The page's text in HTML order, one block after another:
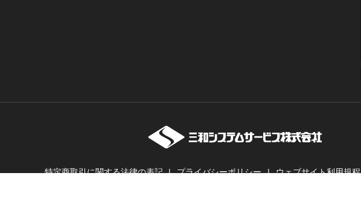
特定商取引に関する法律の表記 プライバシーポリシー ウェブサイト利用規程